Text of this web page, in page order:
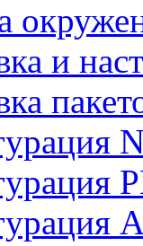
и